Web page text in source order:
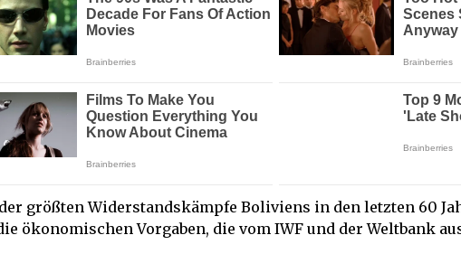
größten Widerstandskämpfe Boliviens in den letzten 60
ökonomischen Vorgaben, die vom IWF und der Weltbank